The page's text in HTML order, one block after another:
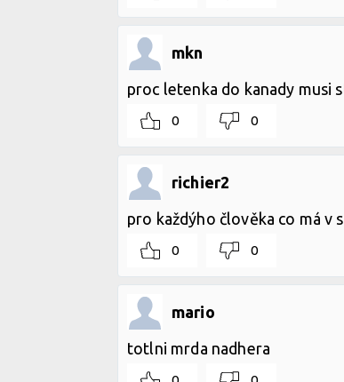
mkn
proc letenka do kanady musi
0 0
richier2
pro každýho člověka co má v
0 0
mario
totlni mrda nadhera